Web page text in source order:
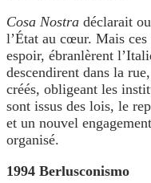
Cosa Nostra déclarait
l’État au cœur. Mais
espoir, ébranlèrent
descendirent dans la
créés, obligeant les
sont issus des lois, le
et un nouvel
organisé.
1994 Berlusconismo